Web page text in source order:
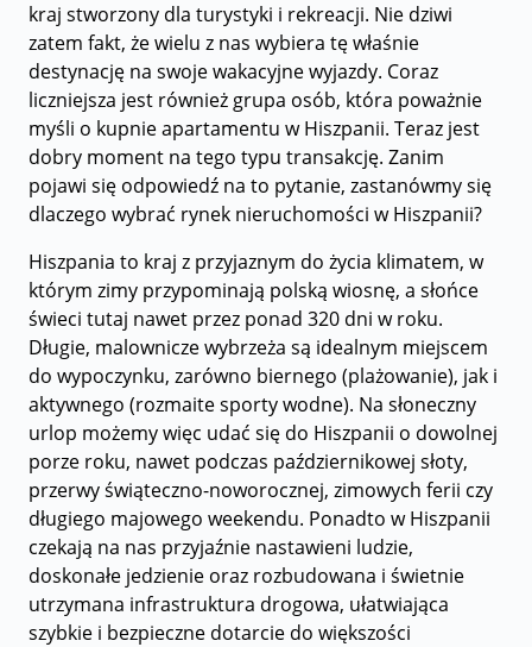
kraj stworzony dla turystyki i rekreacji. Nie dziwi
zatem fakt, że wielu z nas wybiera tę właśnie
destynację na swoje wakacyjne wyjazdy. Coraz
liczniejsza jest również grupa osób, która poważnie
myśli o kupnie apartamentu w Hiszpanii. Teraz jest
dobry moment na tego typu transakcję. Zanim
pojawi się odpowiedź na to pytanie, zastanówmy się
dlaczego wybrać rynek nieruchomości w Hiszpanii?
Hiszpania to kraj z przyjaznym do życia klimatem, w
którym zimy przypominają polską wiosnę, a słońce
świeci tutaj nawet przez ponad 320 dni w roku.
Długie, malownicze wybrzeża są idealnym miejscem
do wypoczynku, zarówno biernego (plażowanie), jak i
aktywnego (rozmaite sporty wodne). Na słoneczny
urlop możemy więc udać się do Hiszpanii o dowolnej
porze roku, nawet podczas październikowej słoty,
przerwy świąteczno-noworocznej, zimowych ferii czy
długiego majowego weekendu. Ponadto w Hiszpanii
czekają na nas przyjaźnie nastawieni ludzie,
doskonałe jedzienie oraz rozbudowana i świetnie
utrzymana infrastruktura drogowa, ułatwiająca
szybkie i bezpieczne dotarcie do większości